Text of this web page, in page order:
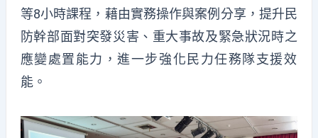
等8小時課程， 藉由實務操作與案例分享，提升民
防幹部面對突發災害、 重大事故及緊急狀況時之
應變處置能力，進一步強化民力任務隊支援效
能。